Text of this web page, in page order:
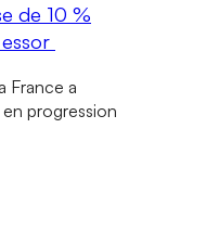
de 10 %
France a
progression